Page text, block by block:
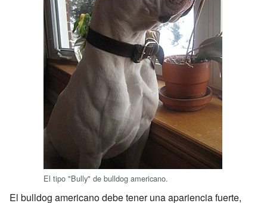
El tipo "Bully" de bulldog americano.
El bulldog americano debe tener una apariencia fuerte,